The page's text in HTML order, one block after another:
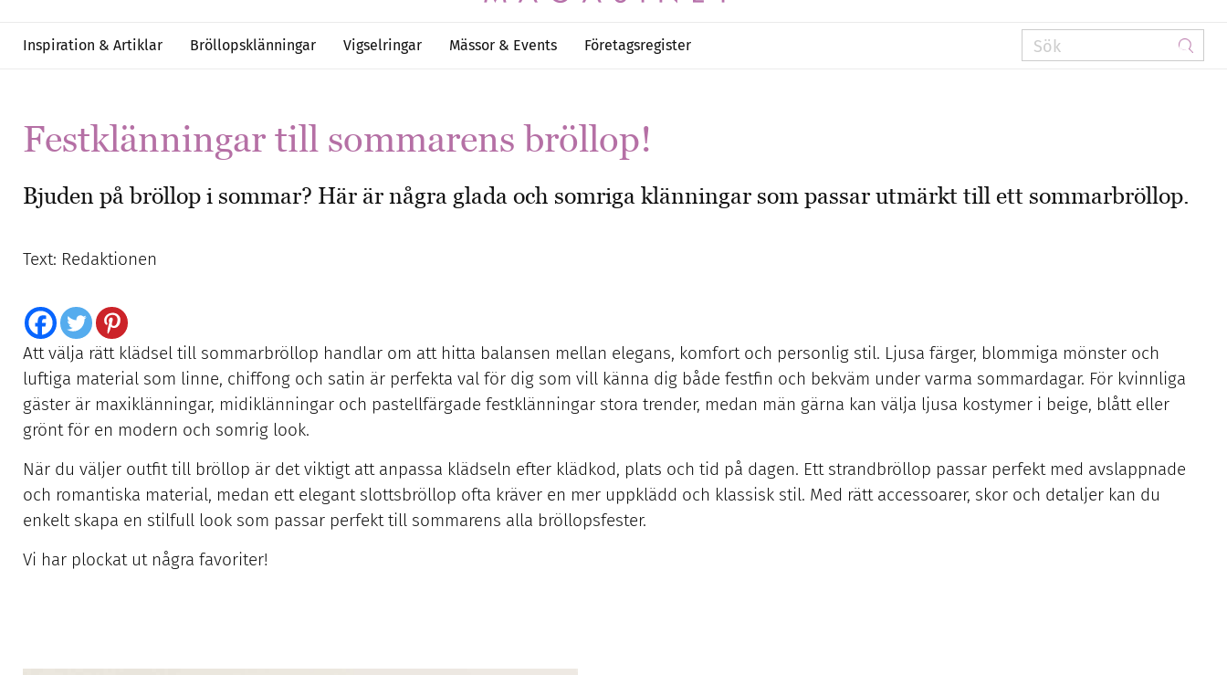
Inspiration & Artiklar Bröllopsklänningar Vigselringar Mässor & Events Företagsregister
Festklänningar till sommarens bröllop!
Bjuden på bröllop i sommar? Här är några glada och somriga klänningar som passar utmärkt till ett sommarbröllop.
Text: Redaktionen
Att välja rätt klädsel till sommarbröllop handlar om att hitta balansen mellan elegans, komfort och personlig stil. Ljusa färger, blommiga mönster och
luftiga material som linne, chiffong och satin är perfekta val för dig som vill känna dig både festfin och bekväm under varma sommardagar. För kvinnliga
gäster är maxiklänningar, midiklänningar och pastellfärgade festklänningar stora trender, medan män gärna kan välja ljusa kostymer i beige, blått eller
grönt för en modern och somrig look.
När du väljer outfit till bröllop är det viktigt att anpassa klädseln efter klädkod, plats och tid på dagen. Ett strandbröllop passar perfekt med avslappnade
och romantiska material, medan ett elegant slottsbröllop ofta kräver en mer uppklädd och klassisk stil. Med rätt accessoarer, skor och detaljer kan du
enkelt skapa en stilfull look som passar perfekt till sommarens alla bröllopsfester.
Vi har plockat ut några favoriter!